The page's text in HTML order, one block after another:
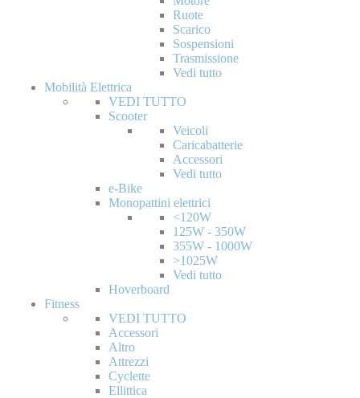
Ruote
Scarico
Sospensioni
Trasmissione
Vedi tutto
Mobilità Elettrica
VEDI TUTTO
Scooter
Veicoli
Caricabatterie
Accessori
Vedi tutto
e-Bike
Monopattini elettrici
<120W
125W - 350W
355W - 1000W
>1025W
Vedi tutto
Hoverboard
Fitness
VEDI TUTTO
Accessori
Altro
Attrezzi
Cyclette
Ellittica